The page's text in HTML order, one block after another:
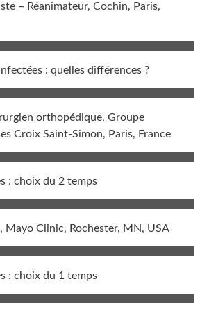
– Réanimateur, Cochin, Paris,
: quelles différences ?
orthopédique, Groupe
Croix Saint-Simon, Paris, France
: choix du 2 temps
Mayo Clinic, Rochester, MN, USA
: choix du 1 temps